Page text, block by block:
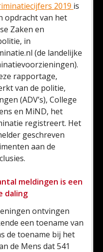
2019 is
opdracht van het
Zaken en
in
(de landelijke
rapportage,
van de politie,
(ADV’s), College
en MiND, het
registreert. Het
geschreven
aan de
meldingen is een
daling
ontvingen
een toename van
de toename bij het
de Mens dat 541